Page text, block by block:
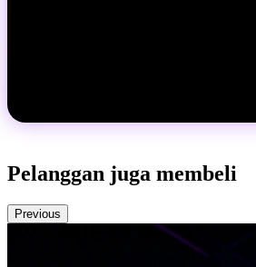
Pelanggan juga membeli
Previous